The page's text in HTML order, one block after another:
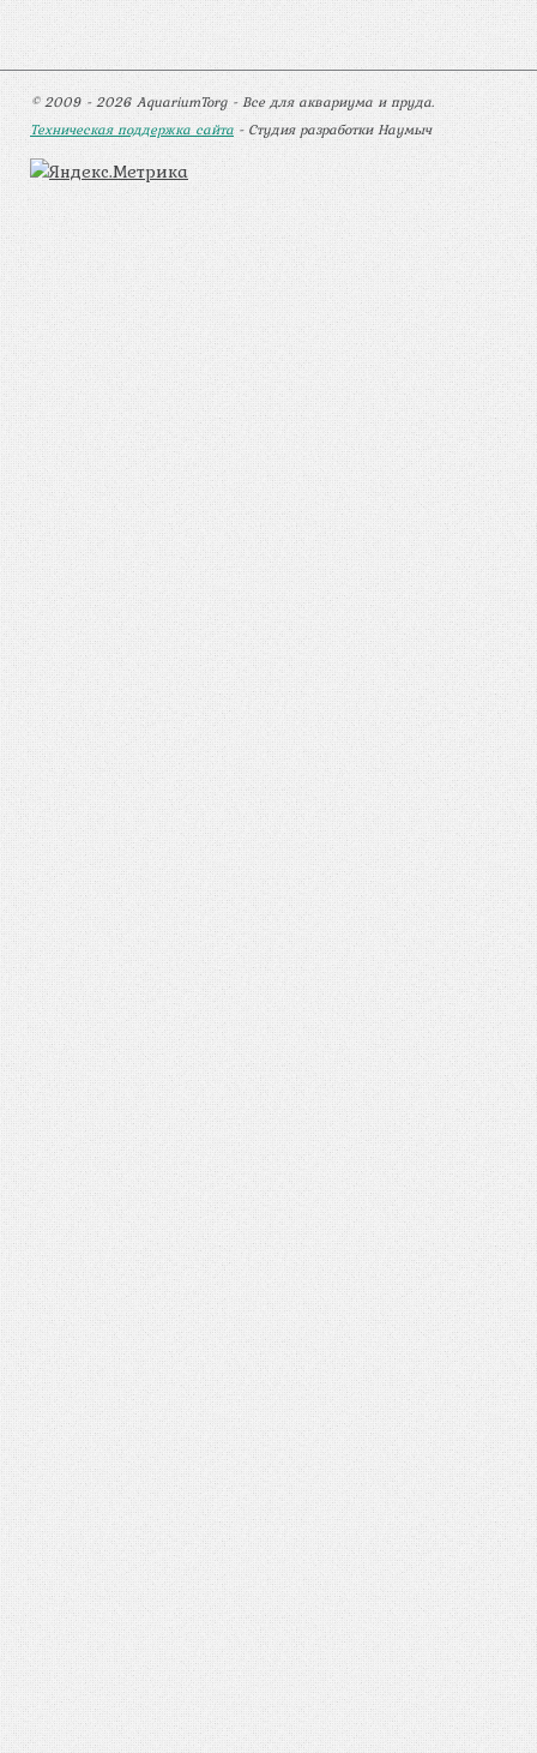
© 2009 - 2026 AquariumTorg - Все для аквариума и пруда.
Техническая поддержка сайта- Студия разработки Наумыч